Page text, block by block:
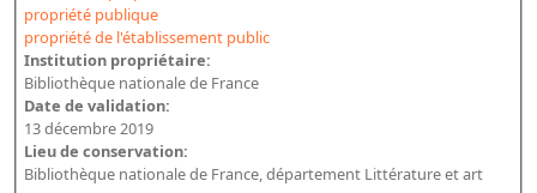
propriété publique
propriété de l'établissement public
Institution propriétaire:
Bibliothèque nationale de France
Date de validation:
13 décembre 2019
Lieu de conservation:
Bibliothèque nationale de France, département Littérature et art